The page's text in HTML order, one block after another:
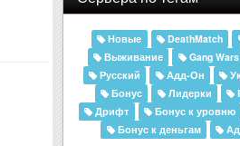
Новые DeathMatch
Выживание
Gang Wars
Русский
Адд-Он
Бонус
Лидерки
Дрифт
Бонус к уровню
Бонус к деньгам